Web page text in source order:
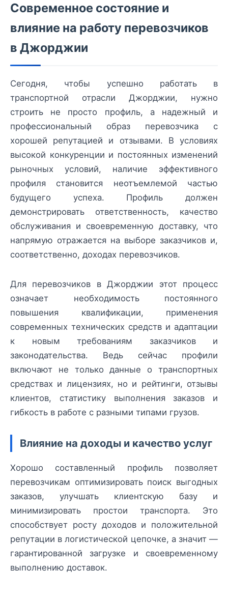
Современное состояние и
влияние на работу перевозчиков
в Джорджии
Сегодня, чтобы успешно работать в
транспортной отрасли Джорджии, нужно
строить не просто профиль, а надежный и
профессиональный образ перевозчика с
хорошей репутацией и отзывами. В условиях
высокой конкуренции и постоянных изменений
рыночных условий, наличие эффективного
профиля становится неотъемлемой частью
будущего успеха. Профиль должен
демонстрировать ответственность, качество
обслуживания и своевременную доставку, что
напрямую отражается на выборе заказчиков и,
соответственно, доходах перевозчиков.
Для перевозчиков в Джорджии этот процесс
означает необходимость постоянного
повышения квалификации, применения
современных технических средств и адаптации
к новым требованиям заказчиков и
законодательства. Ведь сейчас профили
включают не только данные о транспортных
средствах и лицензиях, но и рейтинги, отзывы
клиентов, статистику выполнения заказов и
гибкость в работе с разными типами грузов.
Влияние на доходы и качество услуг
Хорошо составленный профиль позволяет
перевозчикам оптимизировать поиск выгодных
заказов, улучшать клиентскую базу и
минимизировать простои транспорта. Это
способствует росту доходов и положительной
репутации в логистической цепочке, а значит —
гарантированной загрузке и своевременному
выполнению доставок.